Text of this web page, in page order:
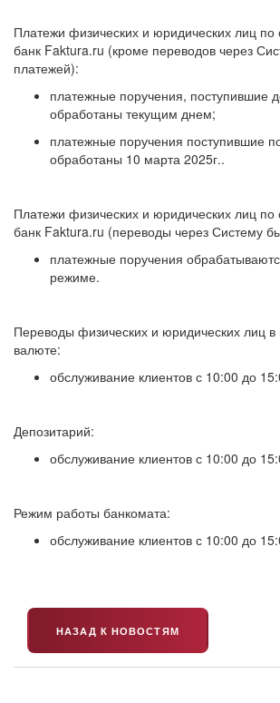
Платежи физических и юридических лиц по
банк Faktura.ru (кроме переводов через
платежей):
платежные поручения, поступившие
обработаны текущим днем;
платежные поручения поступившие
обработаны 10 марта 2025г..
Платежи физических и юридических лиц по
банк Faktura.ru (переводы через Систему
платежные поручения
режиме.
Переводы физических и юридических лиц в
валюте:
обслуживание клиентов с 10:00 до
Депозитарий:
обслуживание клиентов с 10:00 до
Режим работы банкомата:
обслуживание клиентов с 10:00 до
НАЗАД К НОВОСТЯМ